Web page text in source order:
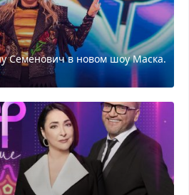
Семенович в новом шоу Маска.